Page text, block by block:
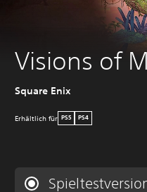
Visions of
Square Enix
Erhältlich für PS5 PS4